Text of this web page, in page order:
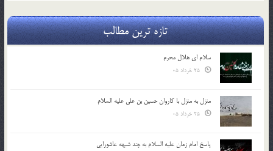
تازه ترین مطالب
سلام ای هلال محرم
منزل به منزل با کاروان حسین بن علی علیه السلام
پاسخ امام زمان علیه السلام به چند شبهه عاشورایی